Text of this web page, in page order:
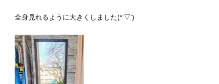
全身見れるように大きくしました(*’▽’)